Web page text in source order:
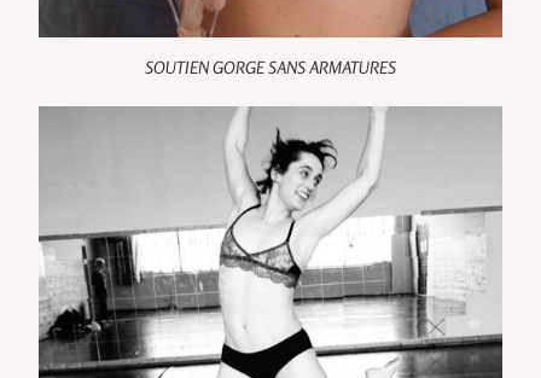
SOUTIEN GORGE SANS ARMATURES